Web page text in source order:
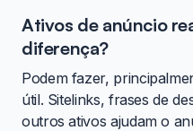
Ativos de anúncio
diferença?
Podem fazer,
útil. Sitelinks, frases de
outros ativos ajudam o